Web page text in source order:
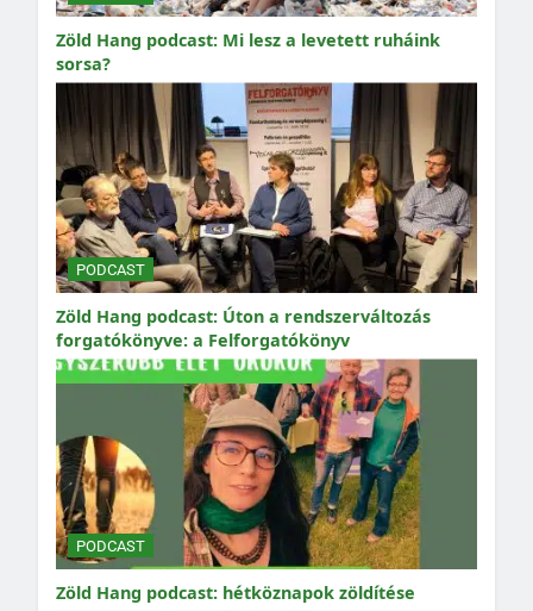
Zöld Hang podcast: Mi lesz a levetett ruháink
sorsa?
PODCAST
Zöld Hang podcast: Úton a rendszerváltozás
forgatókönyve: a Felforgatókönyv
PODCAST
Zöld Hang podcast: hétköznapok zöldítése